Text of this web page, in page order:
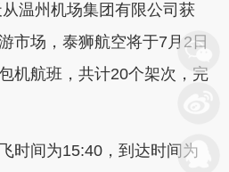
州机场集团有限公司获
市场，泰狮航空将于7月2日
机航班，共计20个架次，完
间为15:40，到达时间为